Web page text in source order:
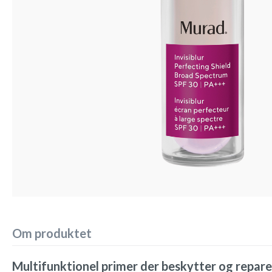
Om produktet
Multifunktionel primer der beskytter og